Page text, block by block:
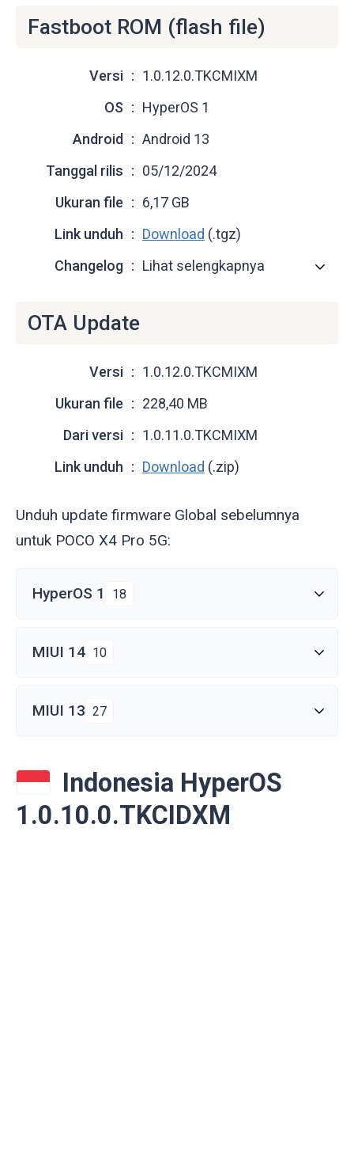
Fastboot ROM (flash file)
Versi
1.0.12.0.TKCMIXM
OS
HyperOS 1
Android
Android 13
Tanggal rilis
05/12/2024
Ukuran file
6,17 GB
Link unduh
Download (.tgz)
Changelog
Lihat selengkapnya
OTA Update
Versi
1.0.12.0.TKCMIXM
Ukuran file
228,40 MB
Dari versi
1.0.11.0.TKCMIXM
Link unduh
Download (.zip)
Unduh update firmware Global sebelumnya
untuk POCO X4 Pro 5G:
HyperOS 1 18
MIUI 14 10
MIUI 13 27
Indonesia HyperOS
1.0.10.0.TKCIDXM